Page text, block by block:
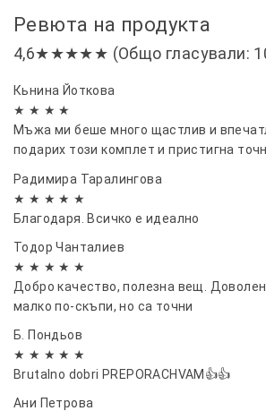
Ревюта на продукта
4,6★★★★★ (Общо гласували:
Кьнина Йоткова
★ ★ ★ ★
Мъжа ми беше много щастлив и
подарих този комплет и пристигна
Радимира Таралингова
★ ★ ★ ★ ★
Благодаря. Всичко е идеално
Тодор Чанталиев
★ ★ ★ ★ ★
Добро качество, полезна вещ.
малко по-скъпи, но са точни
Б. Пондьов
★ ★ ★ ★ ★
Brutalno dobri PREPORACHVAM👍👍
Ани Петрова